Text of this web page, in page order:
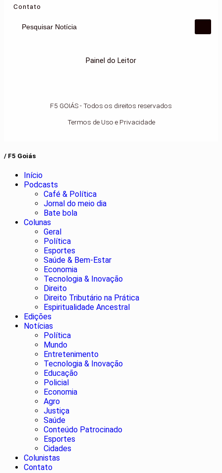
Contato
Pesquisar Notícia
Painel do Leitor
F5 GOIÁS - Todos os direitos reservados
Termos de Uso e Privacidade
/ F5 Goiás
Início
Podcasts
Café & Política
Jornal do meio dia
Bate bola
Colunas
Geral
Política
Esportes
Saúde & Bem-Estar
Economia
Tecnologia & Inovação
Direito
Direito Tributário na Prática
Espiritualidade Ancestral
Edições
Notícias
Política
Mundo
Entretenimento
Tecnologia & Inovação
Educação
Policial
Economia
Agro
Justiça
Saúde
Conteúdo Patrocinado
Esportes
Cidades
Colunistas
Contato